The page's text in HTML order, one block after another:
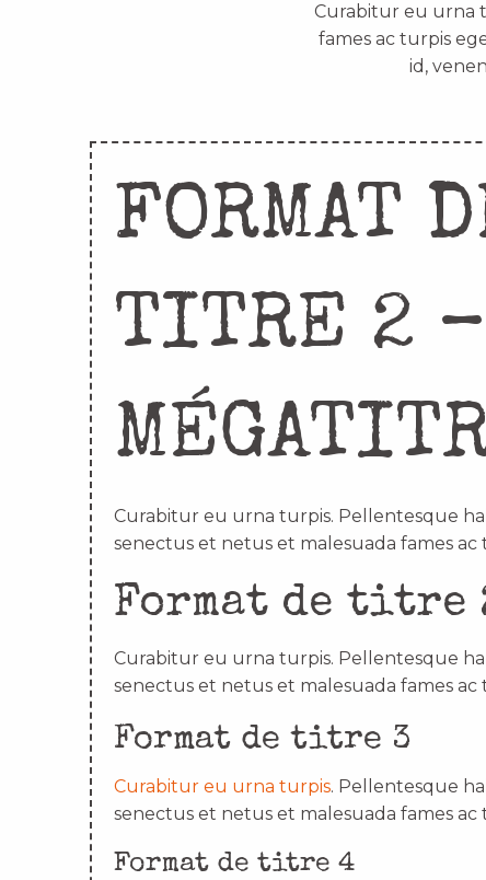
Curabitur eu urna
fames ac turpis
id,
FORMAT
TITRE 2 –
Curabitur eu urna turpis. Pellentesque
senectus et netus et malesuada fames ac
Format de titre
Curabitur eu urna turpis. Pellentesque
senectus et netus et malesuada fames ac
Format de titre 3
Curabitur eu urna turpis. Pellentesque
senectus et netus et malesuada fames ac
Format de titre 4